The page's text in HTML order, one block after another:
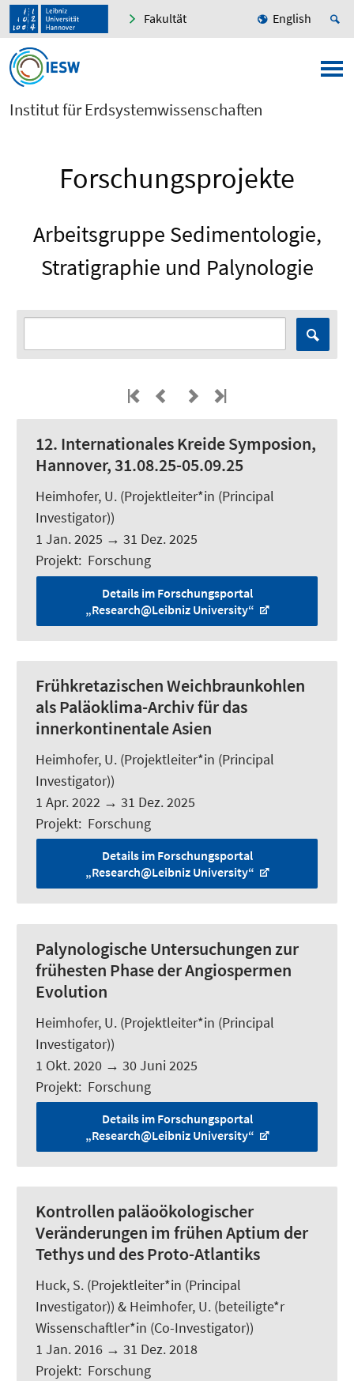
Fakultät English
Institut für Erdsystemwissenschaften
Forschungsprojekte
Arbeitsgruppe Sedimentologie,
Stratigraphie und Palynologie
12. Internationales Kreide Symposion,
Hannover, 31.08.25-05.09.25
Heimhofer, U. (Projektleiter*in (Principal
Investigator))
1 Jan. 2025 → 31 Dez. 2025
Projekt: Forschung
Details im Forschungsportal
„Research@Leibniz University“
Frühkretazischen Weichbraunkohlen
als Paläoklima-Archiv für das
innerkontinentale Asien
Heimhofer, U. (Projektleiter*in (Principal
Investigator))
1 Apr. 2022 → 31 Dez. 2025
Projekt: Forschung
Details im Forschungsportal
„Research@Leibniz University“
Palynologische Untersuchungen zur
frühesten Phase der Angiospermen
Evolution
Heimhofer, U. (Projektleiter*in (Principal
Investigator))
1 Okt. 2020 → 30 Juni 2025
Projekt: Forschung
Details im Forschungsportal
„Research@Leibniz University“
Kontrollen paläoökologischer
Veränderungen im frühen Aptium der
Tethys und des Proto-Atlantiks
Huck, S. (Projektleiter*in (Principal
Investigator)) & Heimhofer, U. (beteiligte*r
Wissenschaftler*in (Co-Investigator))
1 Jan. 2016 → 31 Dez. 2018
Projekt: Forschung